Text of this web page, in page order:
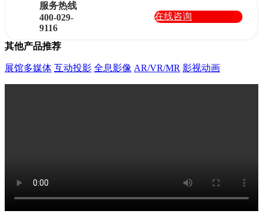
服务热线
400-029-
9116
在线咨询
其他产品推荐
展馆多媒体 互动投影 全息影像 AR/VR/MR 影视动画